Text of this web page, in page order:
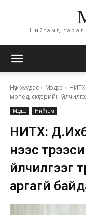
Нийгэмд
Нүүр хуудас Мэдээ
мопед, скүүтерийн
Мэдээ Нийгэм
НИТХ:
нээс
үйлчилгээг
аргагүй